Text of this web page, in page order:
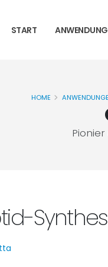
START
HOME